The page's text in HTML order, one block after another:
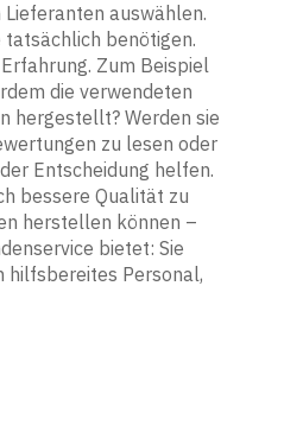
auswählen.
benötigen.
Zum Beispiel
die verwendeten
hergestellt? Werden sie
zu lesen oder
Entscheidung helfen.
bessere Qualität zu
herstellen können –
bietet: Sie
hilfsbereites Personal,